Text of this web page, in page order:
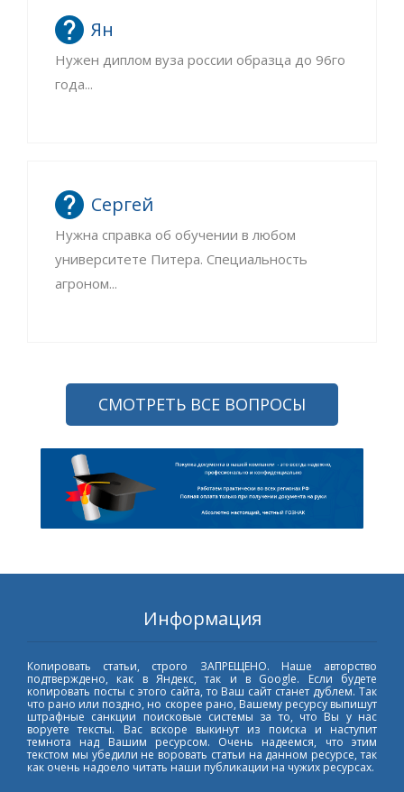
Ян
Нужен диплом вуза россии образца до 96го
года...
Сергей
Нужна справка об обучении в любом
университете Питера. Специальность
агроном...
СМОТРЕТЬ ВСЕ ВОПРОСЫ
Информация
Копировать статьи, строго ЗАПРЕЩЕНО. Наше авторство
подтверждено, как в Яндекс, так и в Google. Если будете
копировать посты с этого сайта, то Ваш сайт станет дублем. Так
что рано или поздно, но скорее рано, Вашему ресурсу выпишут
штрафные санкции поисковые системы за то, что Вы у нас
воруете тексты. Вас вскоре выкинут из поиска и наступит
темнота над Вашим ресурсом. Очень надеемся, что этим
текстом мы убедили не воровать статьи на данном ресурсе, так
как очень надоело читать наши публикации на чужих ресурсах.